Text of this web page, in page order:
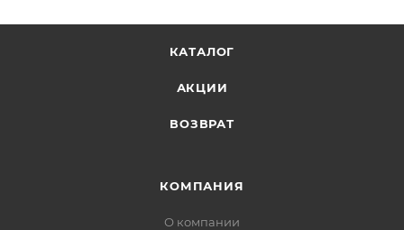
КАТАЛОГ
АКЦИИ
ВОЗВРАТ
КОМПАНИЯ
О компании